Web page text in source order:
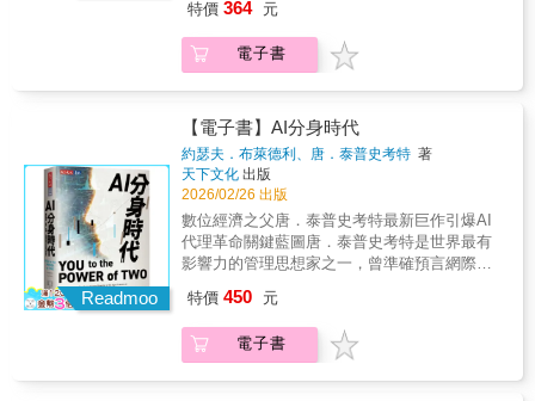
心。 ●AI 爆發，全面改寫電子供應鏈結構
GPU、AI 伺服器推升科技巨擘市值，也讓供應
鏈重新洗牌。台灣從「筆電王國」，進化為支
化、中國政治壓力升高，電子業讓台灣站上風
口，也迫使台灣在安全、效率與生存之間尋找
新平衡。 ──回顧：1925～1975──百年工業
化，電子業的性格養成── ●殖民、戰爭與遷
徙，鍛造台灣製造的底層性格 多重政權與動盪
年代，培養出台灣人在全球供應鏈中最被需要
的特質：務實、靈活、耐挫、守信。 ●宜蘭頭
城成為台灣電子製造演進的縮影 從港口、木業
到工廠，低毛利、穩定現金流、可預測交付，
濟」，也是電子業得以發展的社會基礎。 ──探
索：2026～──電子業之後，台灣站在哪裡？
── ●AI 時代的真正稀缺，不再只是技術，而是
故事、App Store的獲利模式、矽谷企業家之間
鋒。◆ 當規則由你制定，就更容易獲勝如果消
費者在App Store的應用程式中購買數位商品
（如電子遊戲），蘋果最高可拿走 30% 抽成，
家徵稅， Google也盡可能模仿蘋果的生態系，
同樣收取佣金。◆ 執行、執行、徹底執行！若
商家想接觸蘋果的富裕用戶，App Store是唯一
門戶，必須遵守蘋果制定的規則。◆ 拒絕提供
特殊待遇蘋果不會為了任何廠商而簽署特殊協
議，Google卻會這麼做，部分原因是確保熱門
的新遊戲和應用程式能在Android系統上架。有
卻發現處處受限。◆ 擁抱法律風險，不計代價
戰鬥許多公司選擇走輕鬆的路，以避免耗時的
訴訟和未知的風險。蘋果選擇戰鬥到底，即使
敗訴，也建立了「絕不妥協」的威懾力，以此
不重要，選擇的智慧卻越來越重要。AI看似什
麼都能做，唯獨「微決策」，只能由人來做。
這本書，不僅是對超級人工智慧的回應，更是
萬維鋼從各個面向為你剖析：該如何正確使用
AI，而非被它取代？如何擁有決策的智慧？為
什麼手機不會毀了孩子，AI也不會取代白領工
作？為什麼機器人之戰決定了大國的未來？算
力為王的時代，經濟會衰退還是走向富足？AI
再強，也無法完整掌握你在商業、生活、教養
現場的各種微妙情境。真正的進步不是AI推導
而來的，而是你在現實生活中，透過無數個
「微決策」所實踐出來的──因為人，總是比AI
——控制每一個微決策，展現你的風格和喜
好，才能自我升級、塑造未來！
特價 364 元
電子書
Readmoo
【電子書】AI分身時代
約瑟夫．布萊德利、唐．泰普史考特 著
天下文化 出版
2026/02/26 出版
數位經濟之父唐．泰普史考特最新巨作引爆AI
代理革命關鍵藍圖唐．泰普史考特是世界最有
影響力的管理思想家之一，曾準確預言網際網
夫．布萊德利聯手，揭示下一波科技浪潮：從
「生成式AI」邁向「代理型AI」。他們宣示：
AI分身時代已經來臨，每個人都將擁有能自主
特價 450 元
電子書